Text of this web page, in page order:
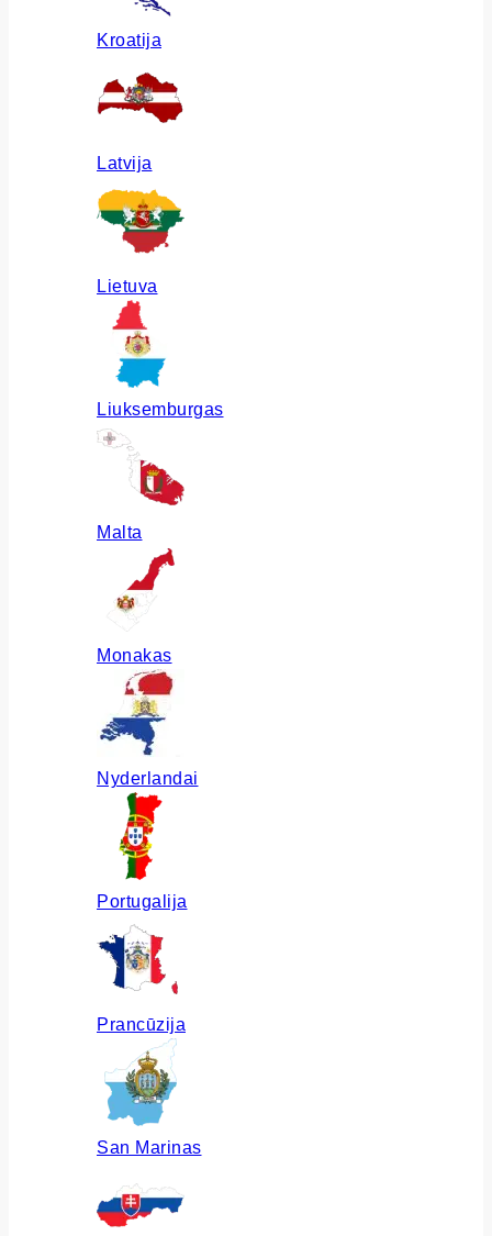
Kroatija
Latvija
Lietuva
Liuksemburgas
Malta
Monakas
Nyderlandai
Portugalija
Prancūzija
San Marinas